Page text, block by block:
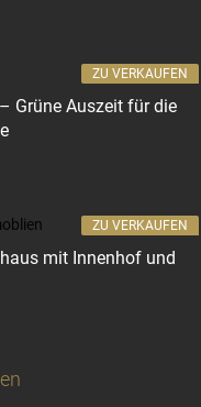
Grüne Auszeit für die
ZU VERKAUFEN
mit Innenhof und
ZU VERKAUFEN